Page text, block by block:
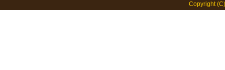
Copyright